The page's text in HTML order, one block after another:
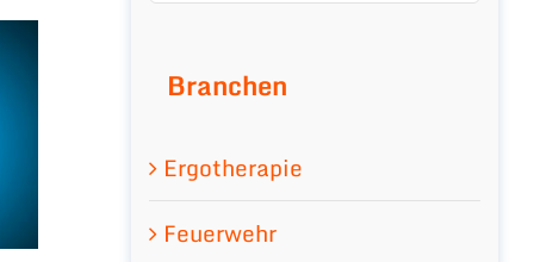
Branchen
Ergotherapie
Feuerwehr